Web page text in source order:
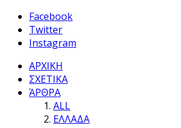
Facebook
Twitter
Instagram
ΑΡΧΙΚΗ
ΣΧΕΤΙΚΑ
ΆΡΘΡΑ
ALL
ΕΛΛΑΔΑ